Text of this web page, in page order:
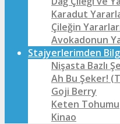
Karadut
Çileğin
Avokadonun
Stajyerlerimden
Nişasta Bazlı
Ah Bu Şeker!
Goji Berry
Keten Tohumu
Kinao